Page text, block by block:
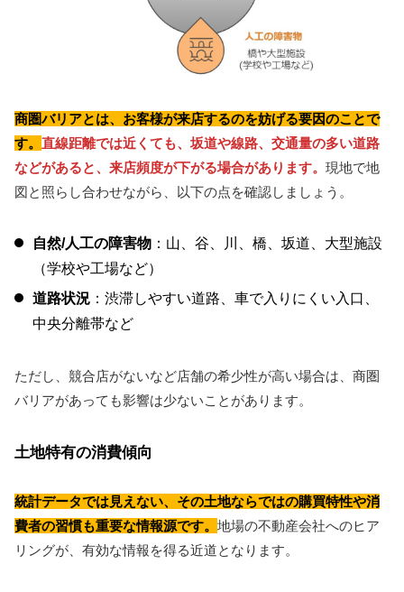
商圏バリアとは、お客様が来店するのを妨げる要因のことで
す。 直線距離では近くても、坂道や線路、交通量の多い道路
などがあると、来店頻度が下がる場合があります。 現地で地
図と照らし合わせながら、以下の点を確認しましょう。
自然/人工の障害物：山、谷、川、橋、坂道、大型施設
（学校や工場など）
道路状況：渋滞しやすい道路、車で入りにくい入口、
中央分離帯など
ただし、競合店がないなど店舗の希少性が高い場合は、商圏
バリアがあっても影響は少ないことがあります。
土地特有の消費傾向
統計データでは見えない、その土地ならではの購買特性や消
費者の習慣も重要な情報源です。 地場の不動産会社へのヒア
リングが、有効な情報を得る近道となります。